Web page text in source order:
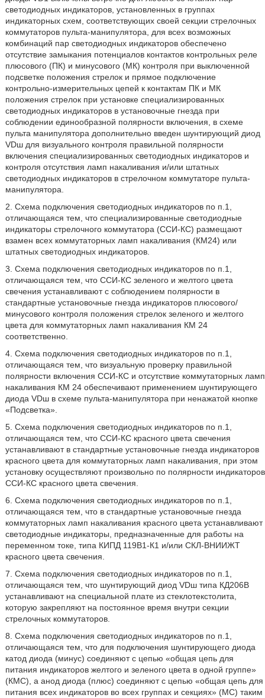
светодиодных индикаторов, установленных в группах
индикаторных схем, соответствующих своей секции стрелочных
коммутаторов пульта-манипулятора, для всех возможных
комбинаций пар светодиодных индикаторов обеспечено
отсутствие замыкания потенциалов контактов контрольных реле
плюсового (ПК) и минусового (МК) контроля при выключенной
подсветке положения стрелок и прямое подключение
контрольно-измерительных цепей к контактам ПК и МК
положения стрелок при установке специализированных
светодиодных индикаторов в установочные гнезда при
соблюдении единообразной полярности включения, в схеме
пульта манипулятора дополнительно введен шунтирующий диод
VDш для визуального контроля правильной полярности
включения специализированных светодиодных индикаторов и
контроля отсутствия ламп накаливания и/или штатных
светодиодных индикаторов в стрелочном коммутаторе пульта-
манипулятора.
2. Схема подключения светодиодных индикаторов по п.1,
отличающаяся тем, что специализированные светодиодные
индикаторы стрелочного коммутатора (ССИ-КС) размещают
взамен всех коммутаторных ламп накаливания (КМ24) или
штатных светодиодных индикаторов.
3. Схема подключения светодиодных индикаторов по п.1,
отличающаяся тем, что ССИ-КС зеленого и желтого цвета
свечения устанавливают с соблюдением полярности в
стандартные установочные гнезда индикаторов плюсового/
минусового контроля положения стрелок зеленого и желтого
цвета для коммутаторных ламп накаливания КМ 24
соответственно.
4. Схема подключения светодиодных индикаторов по п.1,
отличающаяся тем, что визуальную проверку правильной
полярности включения ССИ-КС и отсутствие коммутаторных ламп
накаливания КМ 24 обеспечивают применением шунтирующего
диода VDш в схеме пульта-манипулятора при ненажатой кнопке
«Подсветка».
5. Схема подключения светодиодных индикаторов по п.1,
отличающаяся тем, что ССИ-КС красного цвета свечения
устанавливают в стандартные установочные гнезда индикаторов
красного цвета для коммутаторных ламп накаливания, при этом
установку осуществляют произвольно по полярности индикаторов
ССИ-КС красного цвета свечения.
6. Схема подключения светодиодных индикаторов по п.1,
отличающаяся тем, что в стандартные установочные гнезда
коммутаторных ламп накаливания красного цвета устанавливают
светодиодные индикаторы, предназначенные для работы на
переменном токе, типа КИПД 119В1-К1 и/или СКЛ-ВНИИЖТ
красного цвета свечения.
7. Схема подключения светодиодных индикаторов по п.1,
отличающаяся тем, что шунтирующий диод VDш типа КД206В
устанавливают на специальной плате из стеклотекстолита,
которую закрепляют на постоянное время внутри секции
стрелочных коммутаторов.
8. Схема подключения светодиодных индикаторов по п.1,
отличающаяся тем, что для подключения шунтирующего диода
катод диода (минус) соединяют с цепью «общая цепь для
питания индикаторов желтого и зеленого цвета в одной группе»
(КМС), а анод диода (плюс) соединяют с цепью «общая цепь для
питания всех индикаторов во всех группах и секциях» (МС) таким